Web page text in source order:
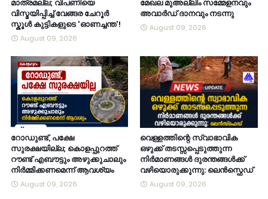
മാത്രമല്ല; വിപണിയെ
വിസ്മയിപ്പിച്ച് വേങ്ങര ചേറൂർ
സ്കൂൾ കുട്ടികളുടെ 'ഓണച്ചന്ത'!
August 09, 2026
മേഖല മുഅല്ലിം സമ്മേളനവും
അവാർഡ് ദാനവും നടന്നു
August 09, 2026
റോഡുണ്ട്, പക്ഷേ
സുരക്ഷയില്ല; കൊളപ്പുറത്ത്
റൗണ്ട് എബൗട്ടും അഴുക്കുചാലും
നിർമ്മിക്കണമെന്ന് ആവശ്യം
August 09, 2026
വെള്ളത്തിന്റെ സ്വാഭാവിക
ഒഴുക്ക് തടസ്സപ്പെടുത്തുന്ന
നിർമാണങ്ങൾ ദുരന്തങ്ങൾക്ക്
വഴിയൊരുക്കുന്നു: ലെൻസ്ഫെഡ്
August 09, 2026